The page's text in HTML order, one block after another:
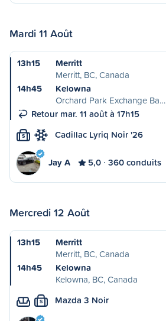
Mardi 11 Août
13h15
Merritt
Merritt, BC, Canada
14h45
Kelowna
Orchard Park Exchange Ba…
Retour mar. 11 août à 17h15
S Cadillac Lyriq Noir '26
Jay A 5,0 360 conduits
Mercredi 12 Août
13h15
Merritt
Merritt, BC, Canada
14h45
Kelowna
Kelowna, BC, Canada
S Mazda 3 Noir